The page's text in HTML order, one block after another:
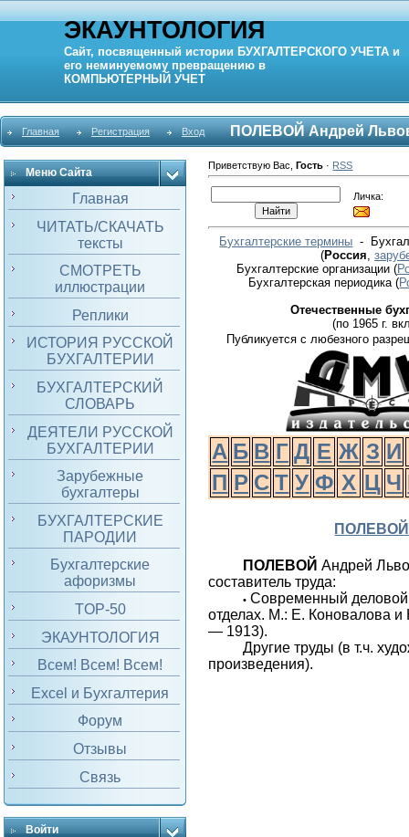
ЭКАУНТОЛОГИЯ
Сайт, посвященный истории БУХГАЛТЕРСКОГО УЧЕТА и
его неминуемому превращению в
КОМПЬЮТЕРНЫЙ УЧЕТ
Главная Регистрация Вход ПОЛЕВОЙ Андрей
Меню Сайта
Главная
ЧИТАТЬ/СКАЧАТЬ
тексты
СМОТРЕТЬ
иллюстрации
Реплики
ИСТОРИЯ РУССКОЙ
БУХГАЛТЕРИИ
БУХГАЛТЕРСКИЙ
СЛОВАРЬ
ДЕЯТЕЛИ РУССКОЙ
БУХГАЛТЕРИИ
Зарубежные
бухгалтеры
БУХГАЛТЕРСКИЕ
ПАРОДИИ
Бухгалтерские
афоризмы
TOP-50
ЭКАУНТОЛОГИЯ
Всем! Всем! Всем!
Excel и Бухгалтерия
Форум
Отзывы
Связь
Войти
Приветствую Вас ,Гость · RSS
Личка:
Бухгалтерские термины -
(Россия
Бухгалтерские организации (
Бухгалтерская периодика(
Отечественные
(по 1965 г.
Публикуется с любезного
А Б В Г Д Е Ж З И
П Р С Т У Ф Х Ц Ч
ПОЛЕВОЙ
ПОЛЕВОЙ Андрей
составитель труда:
• Современный
отделах. М.: Е. Коновалова и
— 1913).
Другие труды (в т.ч.
произведения).